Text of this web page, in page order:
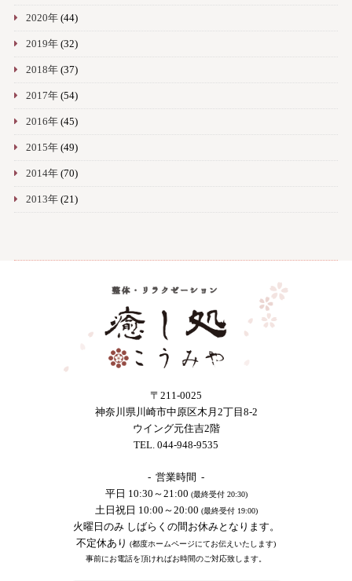
2020年(44)
2019年(32)
2018年(37)
2017年(54)
2016年(45)
2015年(49)
2014年(70)
2013年(21)
〒211-0025
神奈川県川崎市中原区木月2丁目8-2
ウイング元住吉2階
TEL. 044-948-9535
- 営業時間 -
平日 10:30～21:00 (最終受付 20:30)
土日祝日 10:00～20:00 (最終受付 19:00)
火曜日のみ しばらくの間お休みとなります。
不定休あり (都度ホームページにてお伝えいたします)
事前にお電話を頂ければお時間のご対応致します。